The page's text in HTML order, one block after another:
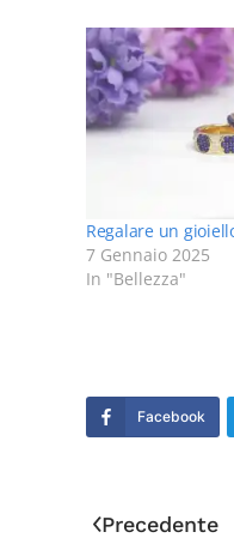
Regalare un
7 Gennaio 2025
In "Bellezza"
Facebook
Precedente